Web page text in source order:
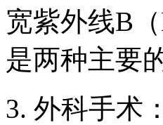
宽紫外线B
是两种主要
3. 外科手术